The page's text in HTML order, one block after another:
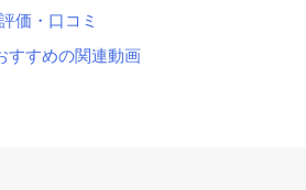
価・口コミ
すすめの関連動画